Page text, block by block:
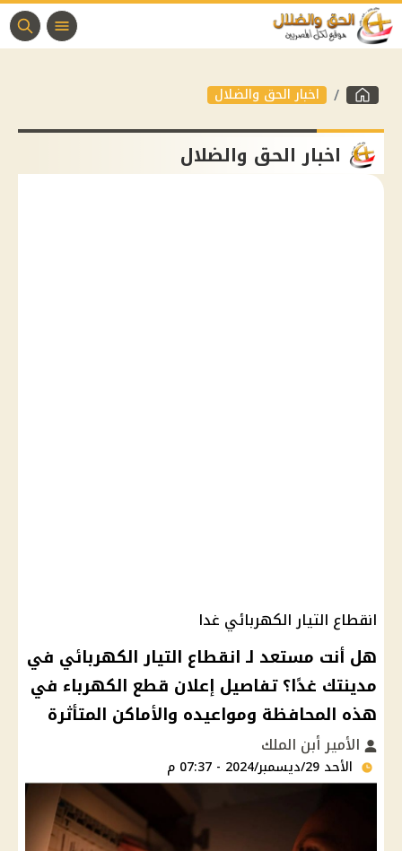
اخبار الحق والضلال
اخبار الحق والضلال
انقطاع التيار الكهربائي غدا
هل أنت مستعد لـ انقطاع التيار الكهربائي في
مدينتك غدًا؟ تفاصيل إعلان قطع الكهرباء في
هذه المحافظة ومواعيده والأماكن المتأثرة
الأمير أبن الملك
الأحد 29/ديسمبر/2024 - 07:37 م